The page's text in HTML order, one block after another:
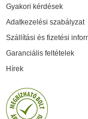
Gyakori kérdések
Adatkezelési szabályzat
Szállítási és fizetési
Garanciális feltételek
Hírek